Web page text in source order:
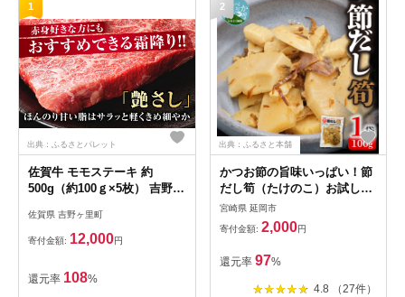
1
出典：ふるさとパレット
佐賀牛 モモステーキ 約
500g（約100ｇ×5枚） 吉野ヶ
佐賀県 吉野ヶ里町
寄付金額: 12,000円
還元率 108%
2
出典：ふるさと本舗
かつお節の旨味いっぱい！節
だし筍（たけのこ）お試しセ
ット N067-YZA0139
宮崎県 延岡市
寄付金額: 2,000円
還元率 97%
4.8 （27件）